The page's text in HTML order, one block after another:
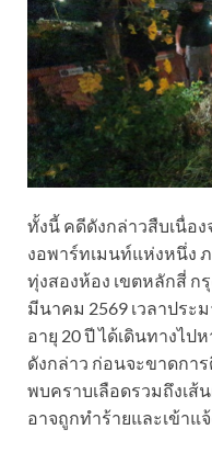
ทั้งนี้ คดีดังกล่าวสืบเนื่อ
งอพาร์ทเมนท์แห่งหนึ่ง
ทุ่งสองห้อง เขตหลักสี่ ก
มีนาคม 2569 เวลาประ
อายุ 20 ปี ได้เดินทางไ
ดังกล่าว ก่อนจะขาดกา
พบคราบเลือดรวมถึงเส้
อาจถูกทำร้ายและเข้าแ